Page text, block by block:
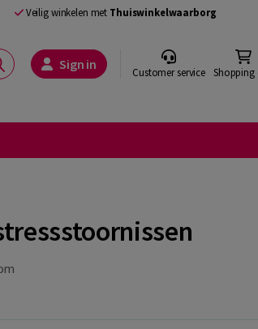
Veilig winkelen met Thuiswinkelwaarborg
Sign in Customer service Shopping